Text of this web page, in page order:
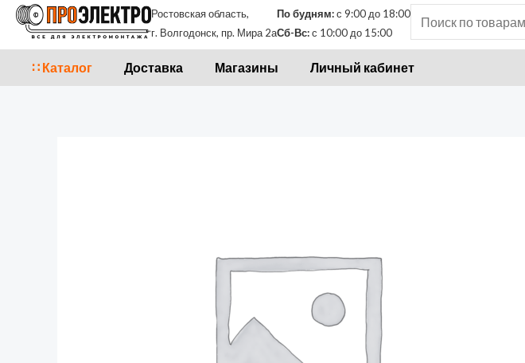
Перейти
Ростовская область,
г. Волгодонск, пр. Мира 2а
По будням:с 9:00 до 18:00
Сб-Вс:с 10:00 до 15:00
Искать:
∷ Каталог Доставка Магазины Личный кабинет